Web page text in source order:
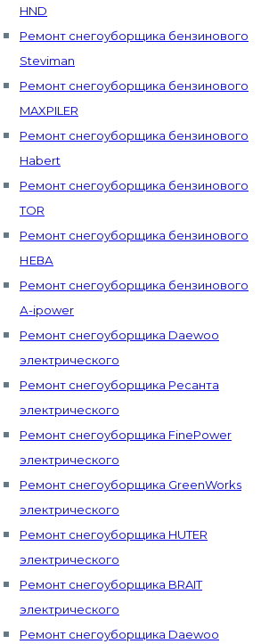
HND
Ремонт снегоуборщика бензинового
Steviman
Ремонт снегоуборщика бензинового
MAXPILER
Ремонт снегоуборщика бензинового
Habert
Ремонт снегоуборщика бензинового
TOR
Ремонт снегоуборщика бензинового
НЕВА
Ремонт снегоуборщика бензинового
А-ipower
Ремонт снегоуборщика Daewoo
электрического
Ремонт снегоуборщика Ресанта
электрического
Ремонт снегоуборщика FinePower
электрического
Ремонт снегоуборщика GreenWorks
электрического
Ремонт снегоуборщика HUTER
электрического
Ремонт снегоуборщика BRAIT
электрического
Ремонт снегоуборщика Daewoo